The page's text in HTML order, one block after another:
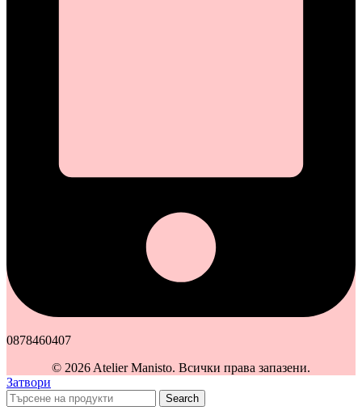
0878460407
© 2026 Atelier Manisto. Всички права запазени.
Затвори
Search